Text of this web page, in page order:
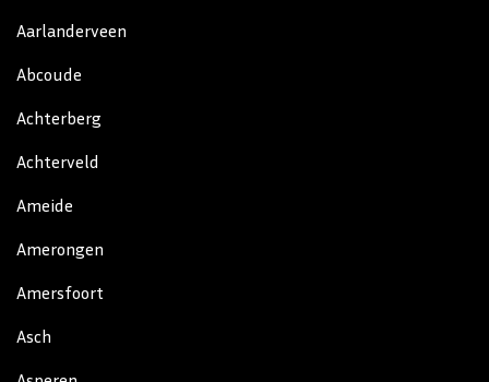
Aarlanderveen
Abcoude
Achterberg
Achterveld
Ameide
Amerongen
Amersfoort
Asch